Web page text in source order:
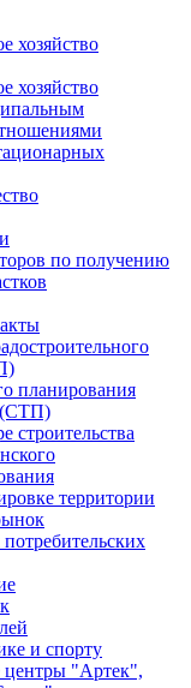
хозяйство
хозяйство
по получению
планирования
(СТП)
строительства
территории
и спорту
центры "Артек",